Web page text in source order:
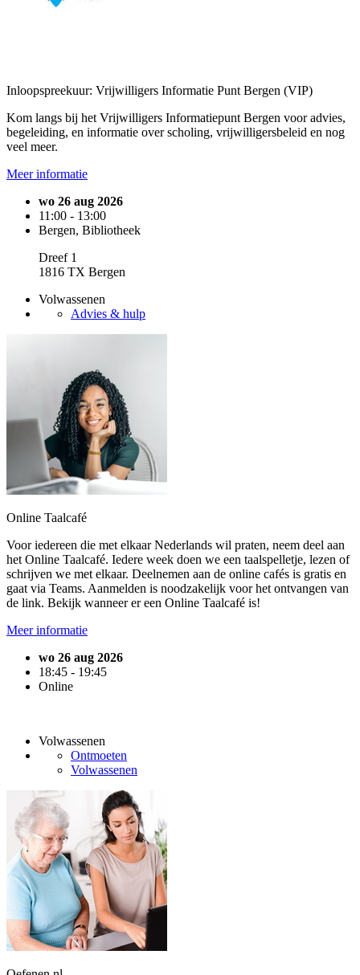
Inloopspreekuur: Vrijwilligers Informatie Punt Bergen (VIP)
Kom langs bij het Vrijwilligers Informatiepunt Bergen voor advies,
begeleiding, en informatie over scholing, vrijwilligersbeleid en nog
veel meer.
Meer informatie
wo 26 aug 2026
11:00 - 13:00
Bergen, Bibliotheek
Dreef 1
1816 TX Bergen
Volwassenen
Advies & hulp
Online Taalcafé
Voor iedereen die met elkaar Nederlands wil praten, neem deel aan
het Online Taalcafé. Iedere week doen we een taalspelletje, lezen of
schrijven we met elkaar. Deelnemen aan de online cafés is gratis en
gaat via Teams. Aanmelden is noodzakelijk voor het ontvangen van
de link. Bekijk wanneer er een Online Taalcafé is!
Meer informatie
wo 26 aug 2026
18:45 - 19:45
Online
Volwassenen
Ontmoeten
Volwassenen